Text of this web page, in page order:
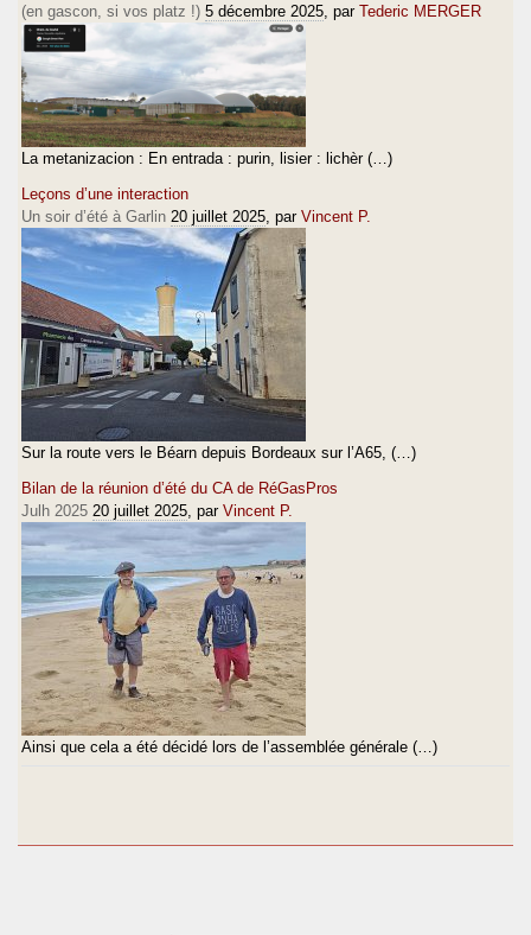
(en gascon, si vos platz !) 5 décembre 2025 , par Tederic MERGER
La metanizacion : En entrada : purin, lisier : lichèr (…)
Leçons d’une interaction
Un soir d’été à Garlin 20 juillet 2025 , par Vincent P.
Sur la route vers le Béarn depuis Bordeaux sur l’A65, (…)
Bilan de la réunion d’été du CA de RéGasPros
Julh 2025 20 juillet 2025 , par Vincent P.
Ainsi que cela a été décidé lors de l’assemblée générale (…)